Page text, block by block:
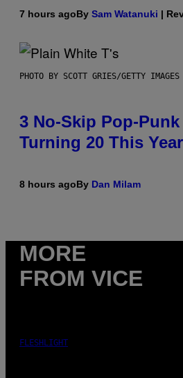
7 hours agoBy Sam Watanuki |
PHOTO BY SCOTT GRIES/GETTY IMAGES
3 No-Skip Pop-
Turning 20 This Year
8 hours agoBy Dan Milam
MORE
FROM VICE
FLESHLIGHT